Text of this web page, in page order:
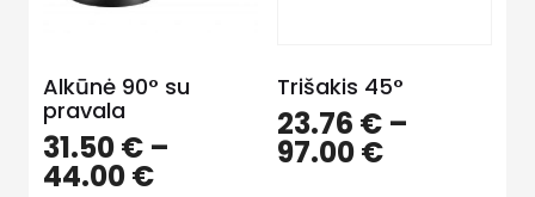
Alkūnė 90° su
pravala
31.50€ –
44.00€
Trišakis 45°
23.76 €–
97.00€